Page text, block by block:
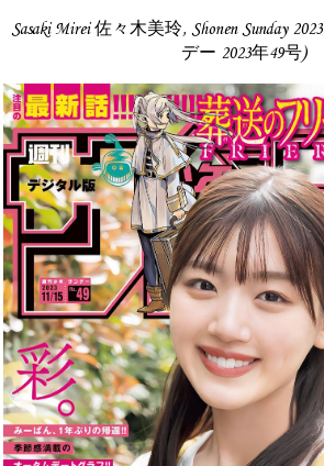
Sasaki Mirei 佐々木美玲, Shonen Sunday
デー 2023年49号)